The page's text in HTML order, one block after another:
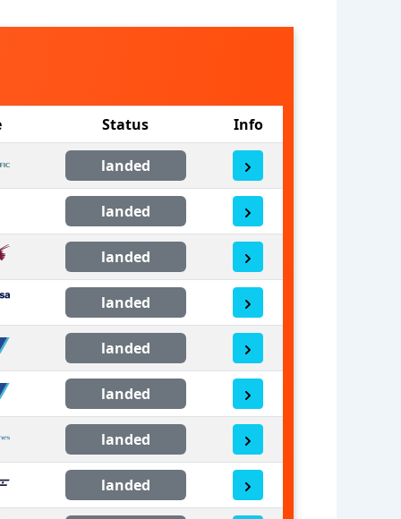
Status Info
landed
landed
landed
landed
landed
landed
landed
landed